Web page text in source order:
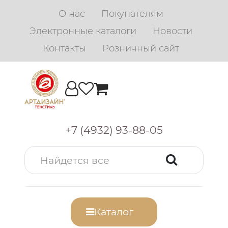
О нас
Покупателям
Электронные каталоги
Новости
Контакты
Розничный сайт
+7 (4932) 93-88-05
Каталог